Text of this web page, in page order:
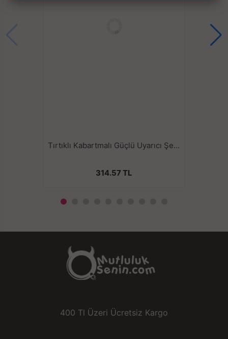
Tırtıklı Kabartmalı Güçlü Uyarıcı Şeffaf Silikon Penis Kılıfı - TYPE A
314.57 TL
400 Tl Üzeri Ücretsiz Kargo